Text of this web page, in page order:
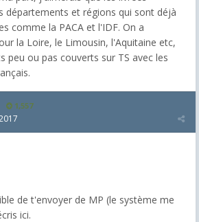
départements et régions qui sont déjà
comme la PACA et l'IDF. On a
la Loire, le Limousin, l'Aquitaine etc,
peu ou pas couverts sur TS avec les
1,557
de t'envoyer de MP (le système me
ici.